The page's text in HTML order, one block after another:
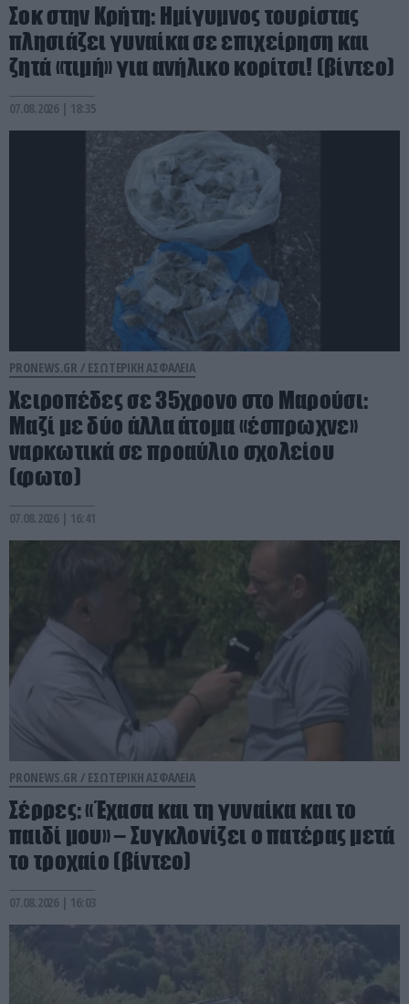
Σοκ στην Κρήτη: Ημίγυμνος τουρίστας
πλησιάζει γυναίκα σε επιχείρηση και
ζητά «τιμή» για ανήλικο κορίτσι! (βίντεο)
07.08.2026 | 18:35
PRONEWS.GR / ΕΣΩΤΕΡΙΚΗ ΑΣΦΑΛΕΙΑ
Χειροπέδες σε 35χρονο στο Μαρούσι:
Μαζί με δύο άλλα άτομα «έσπρωχνε»
ναρκωτικά σε προαύλιο σχολείου
(φωτο)
07.08.2026 | 16:41
PRONEWS.GR / ΕΣΩΤΕΡΙΚΗ ΑΣΦΑΛΕΙΑ
Σέρρες: «Έχασα και τη γυναίκα και το
παιδί μου» – Συγκλονίζει ο πατέρας μετά
το τροχαίο (βίντεο)
07.08.2026 | 16:03